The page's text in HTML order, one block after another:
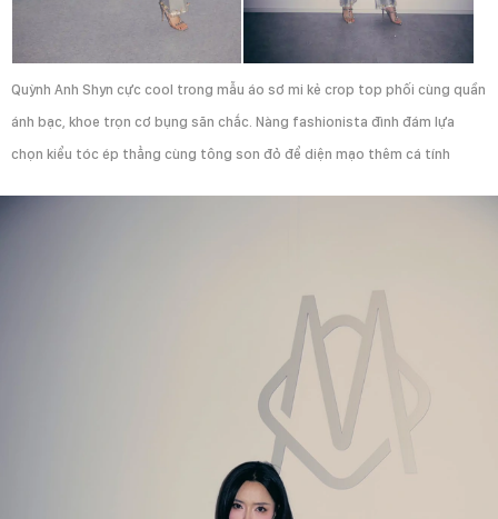
Quỳnh Anh Shyn cực cool trong mẫu áo sơ mi kẻ crop top phối cùng quần
ánh bạc, khoe trọn cơ bụng săn chắc. Nàng fashionista đình đám lựa
chọn kiểu tóc ép thẳng cùng tông son đỏ để diện mạo thêm cá tính